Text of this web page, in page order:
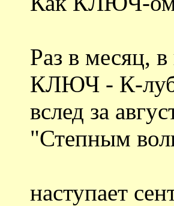
Раз в месяц,
КЛЮЧ - К-луб
вслед за
"Степным
наступает